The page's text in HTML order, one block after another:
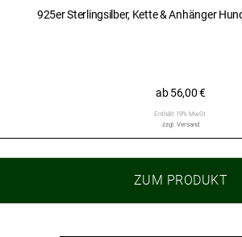
925er Sterlingsilber, Kette & Anhänger
ab56,00€
Enthält 19% MwSt.
zzgl. Versand
ZUM PRODUKT